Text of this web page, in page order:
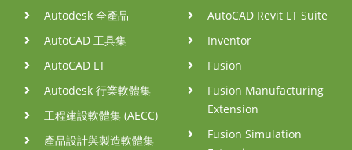
Autodesk 全產品
AutoCAD 工具集
AutoCAD LT
Autodesk 行業軟體集
工程建設軟體集 (AECC)
產品設計與製造軟體集
AutoCAD Revit LT Suite
Inventor
Fusion
Fusion Manufacturing
Extension
Fusion Simulation